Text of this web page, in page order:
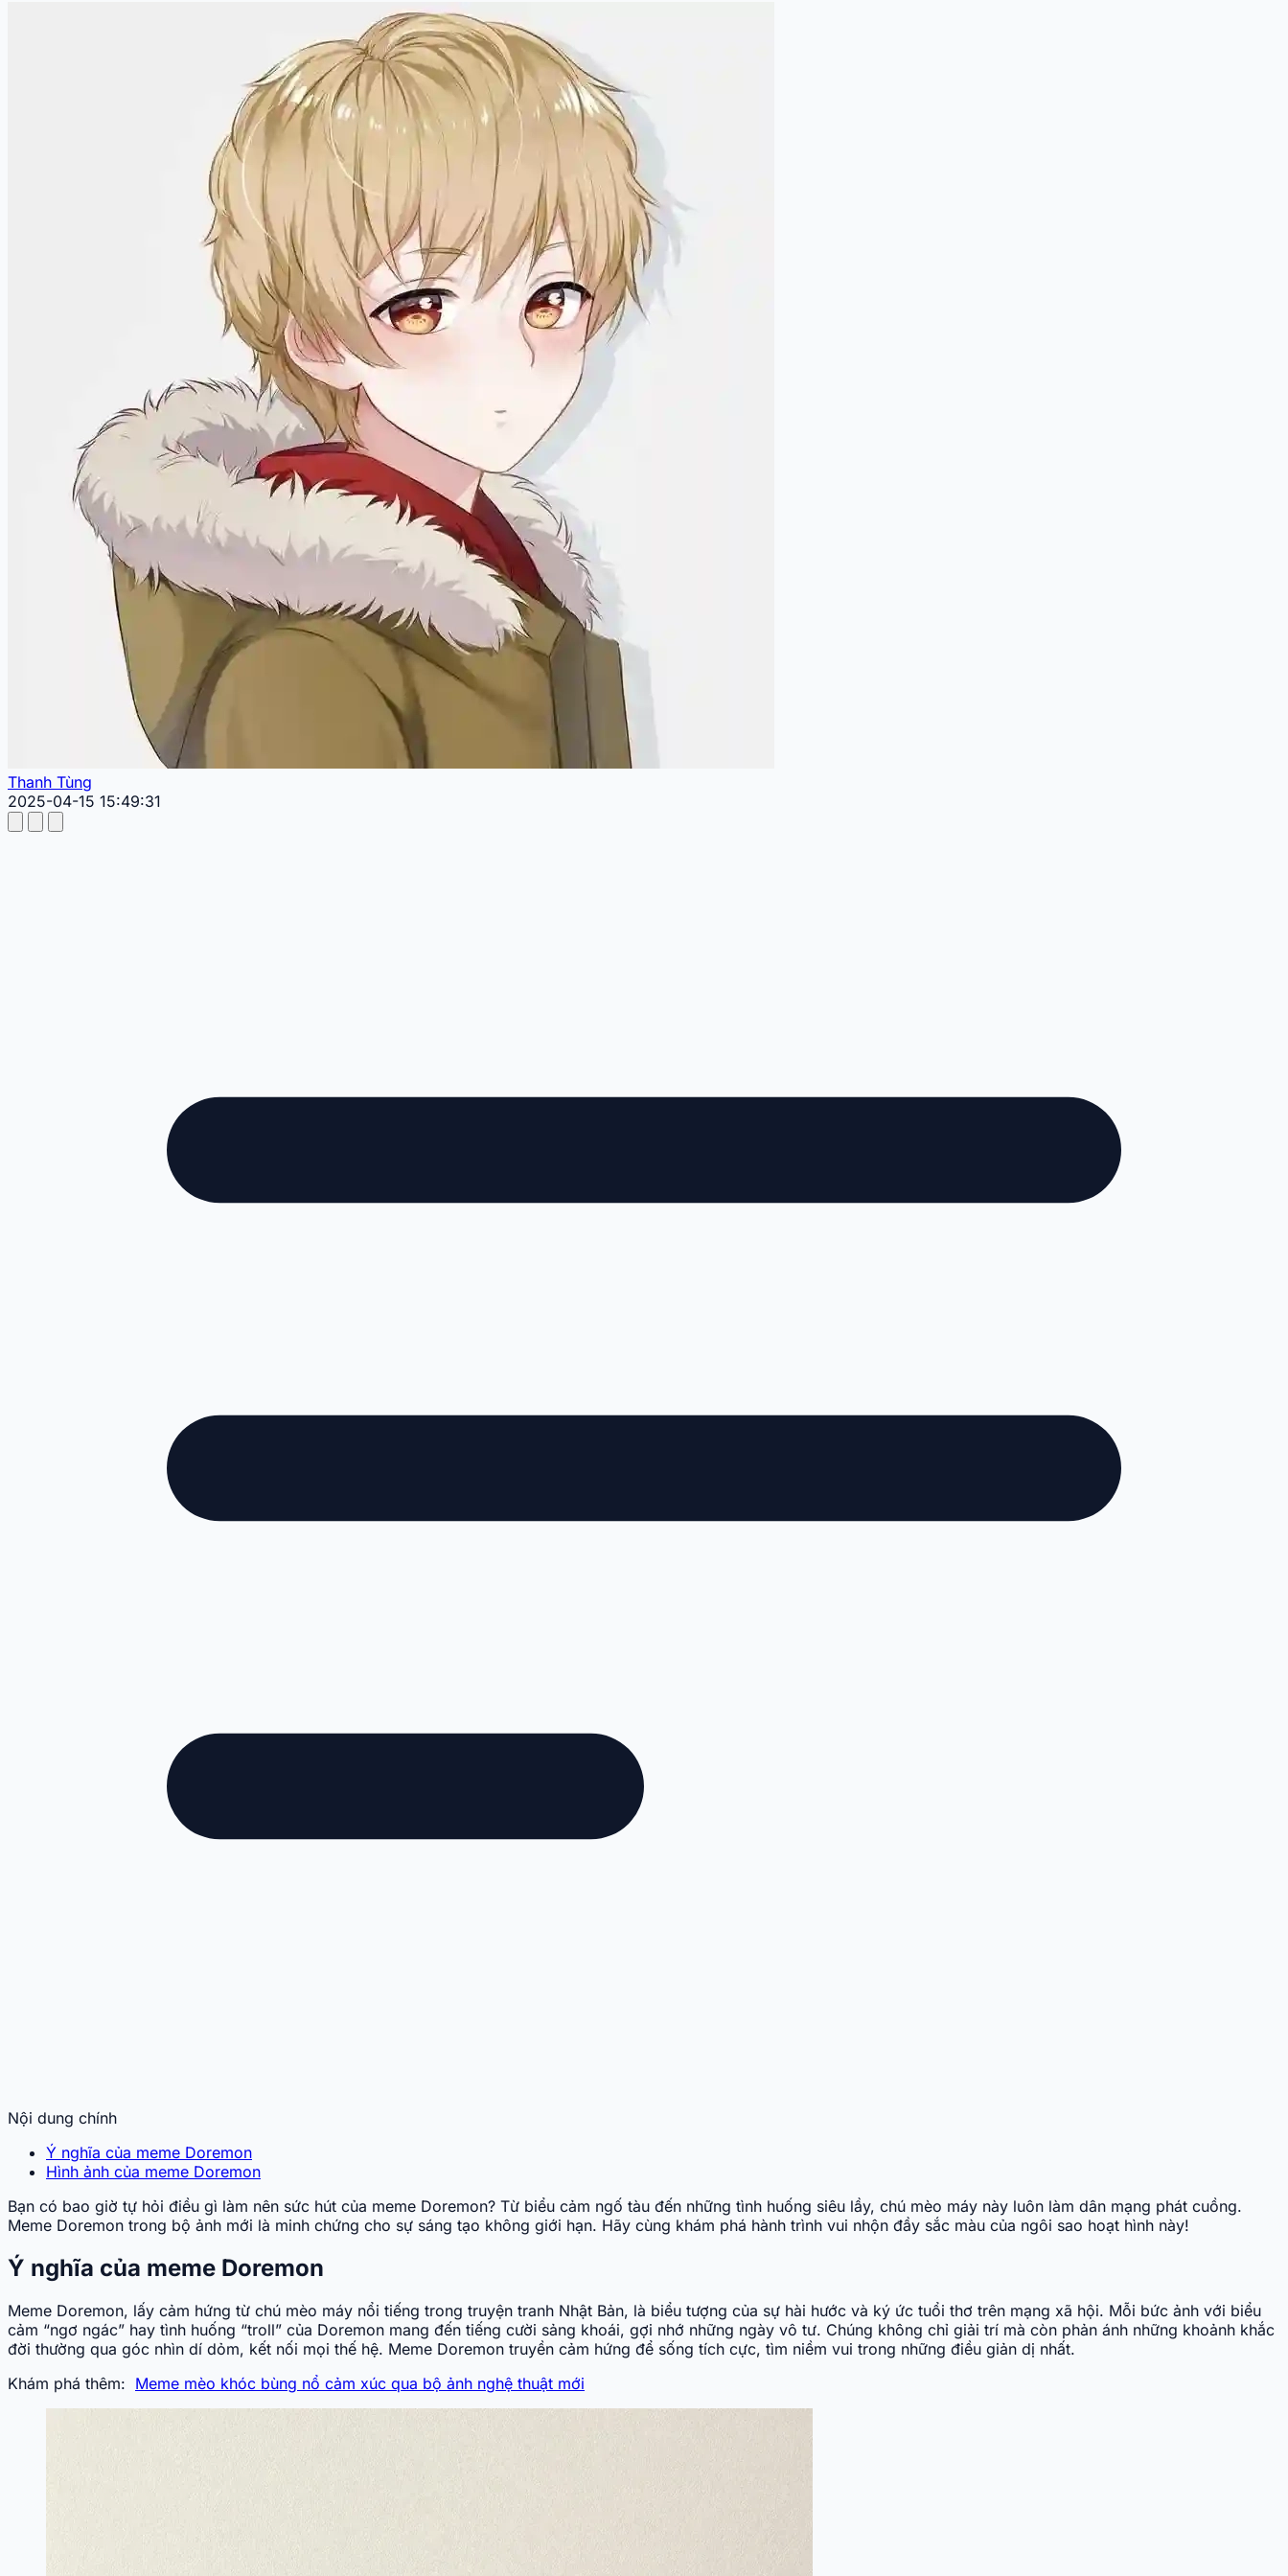
Thanh Tùng
2025-04-15 15:49:31
Nội dung chính
Ý nghĩa của meme Doremon
Hình ảnh của meme Doremon
Bạn có bao giờ tự hỏi điều gì làm nên sức hút của meme Doremon? Từ biểu cảm ngố tàu đến những tình huống siêu lầy, chú mèo máy này luôn làm dân mạng phát cuồng.
Meme Doremon trong bộ ảnh mới là minh chứng cho sự sáng tạo không giới hạn. Hãy cùng khám phá hành trình vui nhộn đầy sắc màu của ngôi sao hoạt hình này!
Ý nghĩa của meme Doremon
Meme Doremon, lấy cảm hứng từ chú mèo máy nổi tiếng trong truyện tranh Nhật Bản, là biểu tượng của sự hài hước và ký ức tuổi thơ trên mạng xã hội. Mỗi bức ảnh với biểu
cảm “ngơ ngác” hay tình huống “troll” của Doremon mang đến tiếng cười sảng khoái, gợi nhớ những ngày vô tư. Chúng không chỉ giải trí mà còn phản ánh những khoảnh khắc
đời thường qua góc nhìn dí dỏm, kết nối mọi thế hệ. Meme Doremon truyền cảm hứng để sống tích cực, tìm niềm vui trong những điều giản dị nhất.
Khám phá thêm: Meme mèo khóc bùng nổ cảm xúc qua bộ ảnh nghệ thuật mới